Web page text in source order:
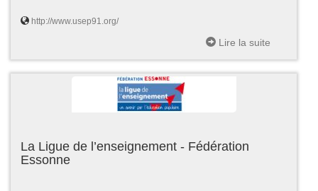
http://www.usep91.org/
Lire la suite
La Ligue de l’enseignement - Fédération
Essonne